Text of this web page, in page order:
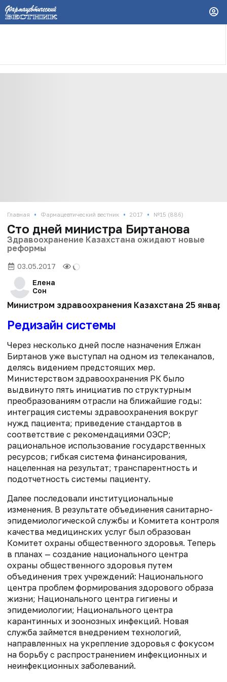
Главная • Фармацевтический вестник • 2017 • №15 (886)
Сто дней министра Биртанова
Здравоохранение Казахстана ожидают новые
реформы
03.05.2017
Елена
Сон
Министром здравоохранения Казахстана 25
Редизайн системы
Через несколько дней после назначения Елжан
Биртанов уже выступал на одном из телеканалов,
делясь видением предстоящих мер.
Министерством здравоохранения РК было
выдвинуто пять инициатив по структурным
преобразованиям отрасли на ближайшие годы:
интеграция системы здравоохранения вокруг
нужд пациента; приведение стандартов в
соответствие с рекомендациями ОЭСР;
рациональное использование государственных
ресурсов; гибкая система финансирования,
нацеленная на результат; транспарентность и
подотчетность системы пациенту.
Далее последовали институциональные
изменения. В результате объединения санитарно-
эпидемиологической службы и Комитета контроля
качества медицинских услуг был образован
Комитет охраны общественного здоровья. Теперь
в планах — создание национального центра
охраны общественного здоровья путем
объединения трех учреждений: Национального
центра проблем формирования здорового образа
жизни; Национального центра гигиены и
эпидемиологии; Национального центра
карантинных и зоонозных инфекций. Новая
служба займется внедрением технологий,
направленных на укрепление здоровья с фокусом
на борьбу с распространением инфекционных и
неинфекционных заболеваний.